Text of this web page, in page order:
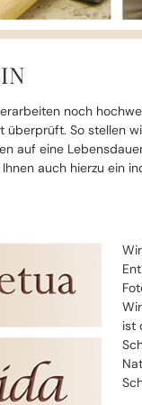
noch
überprüft. So stellen
auf eine
auch hierzu ein
ist